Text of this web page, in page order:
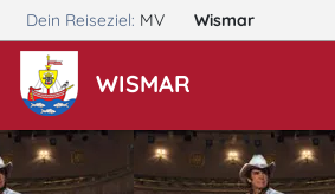
Dein Reiseziel: MV Wismar
WISMAR